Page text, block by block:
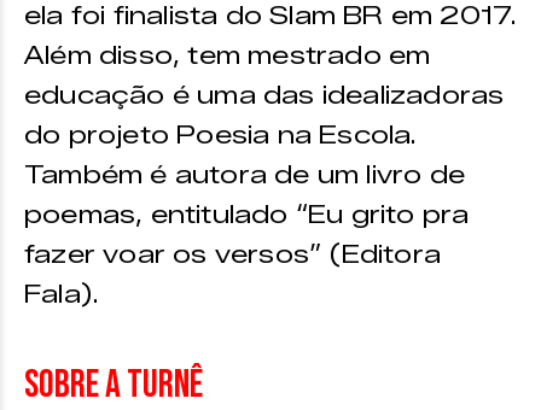
ela foi finalista do Slam BR em 2017.
Além disso, tem mestrado em
educação é uma das idealizadoras
do projeto Poesia na Escola.
Também é autora de um livro de
poemas, entitulado “Eu grito pra
fazer voar os versos” (Editora
Fala).
Sobre a turnê